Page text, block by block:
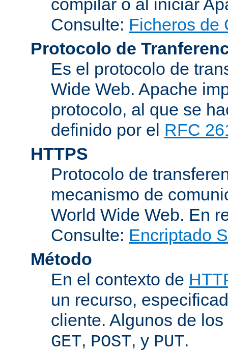
compilar o al iniciar
Consulte: Ficheros de
Protocolo de
Es el protocolo de
Wide Web. Apache
protocolo, al que se
definido por el RFC
HTTPS
Protocolo de
mecanismo de
World Wide Web. En
Consulte: Encriptado
Método
En el contexto de
un recurso,
cliente. Algunos de
GET, POST, y PUT.